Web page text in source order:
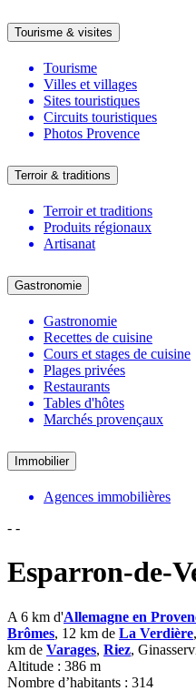
Tourisme & visites
Tourisme
Villes et villages
Sites touristiques
Circuits touristiques
Photos Provence
Terroir & traditions
Terroir et traditions
Produits régionaux
Artisanat
Gastronomie
Gastronomie
Recettes de cuisine
Cours et stages de cuisine
Plages privées
Restaurants
Tables d'hôtes
Marchés provençaux
Immobilier
Agences immobilières
- -
Esparron-de-
A 6 km d'Allemagne en
Brômes, 12 km de La Verdière
km de Varages, Riez,
Altitude : 386 m
Nombre d’habitants : 314